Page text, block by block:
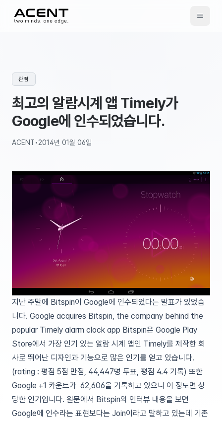
ACENT
관점
최고의 알람시계 앱 Timely가
Google에 인수되었습니다.
ACENT•2014년 01월 06일
지난 주말에 Bitspin이 Google에 인수되었다는 발표가 있었습
니다. Google acquires Bitspin, the company behind the
popular Timely alarm clock app Bitspin은 Google Play
Store에서 가장 인기 있는 알람 시계 앱인 Timely를 제작한 회
사로 뛰어난 디자인과 기능으로 많은 인기를 얻고 있습니다.
(rating : 평점 5점 만점, 44,447명 투표, 평점 4.4 기록) 또한
Google +1 카운트가 62,606을 기록하고 있으니 이 정도면 상
당한 인기입니다. 원문에서 Bitspin의 인터뷰 내용을 보면
Google에 인수라는 표현보다는 Join이라고 말하고 있는데 기존